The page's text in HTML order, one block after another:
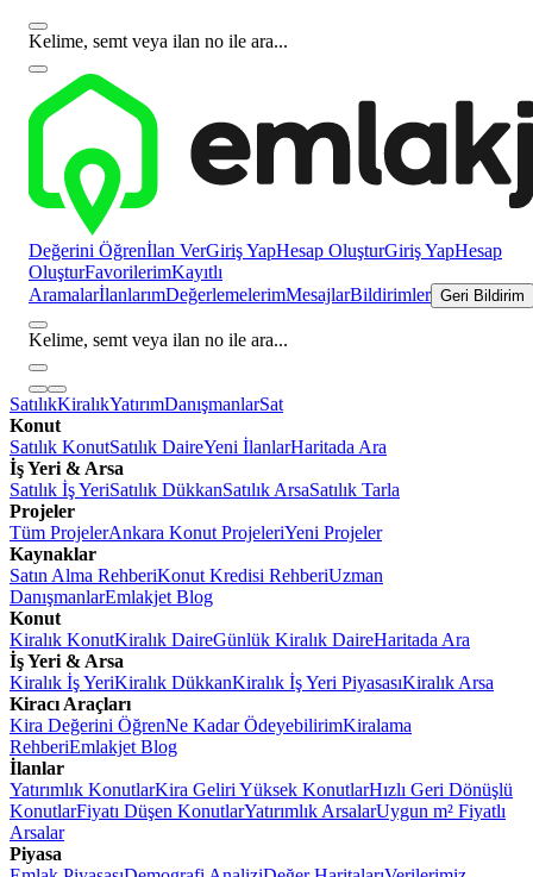
Kelime, semt veya ilan no ile ara...
Değerini Öğrenİlan VerGiriş YapHesap OluşturGiriş YapHesap
OluşturFavorilerimKayıtlı
AramalarİlanlarımDeğerlemelerimMesajlarBildirimler Geri Bildirim
Kelime, semt veya ilan no ile ara...
SatılıkKiralıkYatırımDanışmanlarSat
Konut
Satılık KonutSatılık DaireYeni İlanlarHaritada Ara
İş Yeri & Arsa
Satılık İş YeriSatılık DükkanSatılık ArsaSatılık Tarla
Projeler
Tüm ProjelerAnkara Konut ProjeleriYeni Projeler
Kaynaklar
Satın Alma RehberiKonut Kredisi RehberiUzman
DanışmanlarEmlakjet Blog
Konut
Kiralık KonutKiralık DaireGünlük Kiralık DaireHaritada Ara
İş Yeri & Arsa
Kiralık İş YeriKiralık DükkanKiralık İş Yeri PiyasasıKiralık Arsa
Kiracı Araçları
Kira Değerini ÖğrenNe Kadar ÖdeyebilirimKiralama
RehberiEmlakjet Blog
İlanlar
Yatırımlık KonutlarKira Geliri Yüksek KonutlarHızlı Geri Dönüşlü
KonutlarFiyatı Düşen KonutlarYatırımlık ArsalarUygun m² Fiyatlı
Arsalar
Piyasa